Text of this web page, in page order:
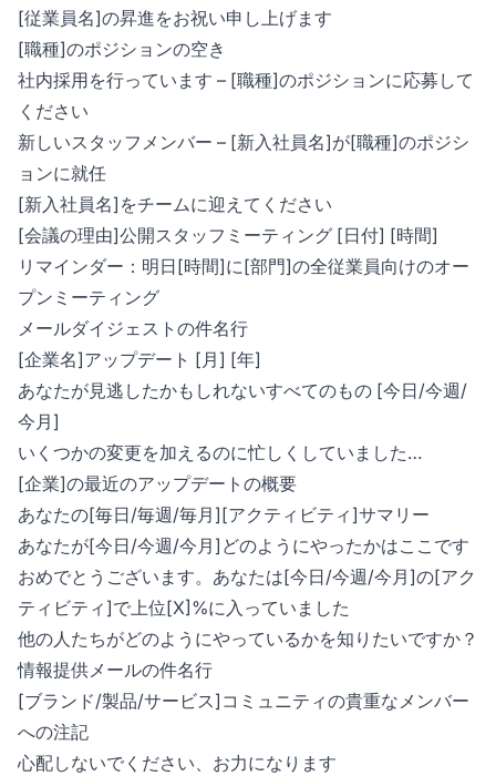
[従業員名]の昇進をお祝い申し上げます
[職種]のポジションの空き
社内採用を行っています – [職種]のポジションに応募して
ください
新しいスタッフメンバー – [新入社員名]が[職種]のポジシ
ョンに就任
[新入社員名]をチームに迎えてください
[会議の理由]公開スタッフミーティング [日付] [時間]
リマインダー：明日[時間]に[部門]の全従業員向けのオー
プンミーティング
メールダイジェストの件名行
[企業名]アップデート [月] [年]
あなたが見逃したかもしれないすべてのもの [今日/今週/
今月]
いくつかの変更を加えるのに忙しくしていました…
[企業]の最近のアップデートの概要
あなたの[毎日/毎週/毎月][アクティビティ]サマリー
あなたが[今日/今週/今月]どのようにやったかはここです
おめでとうございます。あなたは[今日/今週/今月]の[アク
ティビティ]で上位[X]%に入っていました
他の人たちがどのようにやっているかを知りたいですか？
情報提供メールの件名行
[ブランド/製品/サービス]コミュニティの貴重なメンバー
への注記
心配しないでください、お力になります